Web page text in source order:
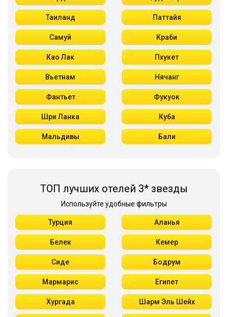
Таиланд Паттайя
Самуй Краби
Као Лак Пхукет
Вьетнам Нячанг
Фантьет Фукуок
Шри Ланка Куба
Мальдивы Бали
ТОП лучших отелей 3* звезды
Используйте удобные фильтры
Турция Аланья
Белек Кемер
Сиде Бодрум
Мармарис Египет
Хургада Шарм Эль Шейх